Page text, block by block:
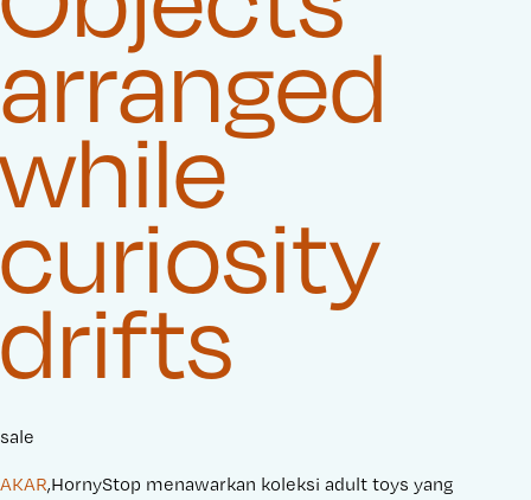
arranged
while
curiosity
drifts
sale
AKAR,HornyStop menawarkan koleksi adult toys yang